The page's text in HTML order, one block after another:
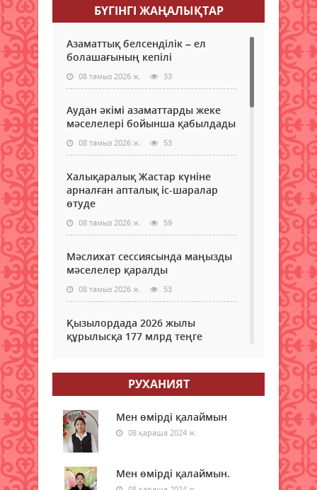
БҮГІНГI ЖАҢАЛЫҚТАР
Азаматтық белсенділік – ел
болашағының кепілі
08 тамыз 2026 ж. 33
Аудан әкімі азаматтарды жеке
мәселелері бойынша қабылдады
08 тамыз 2026 ж. 53
Халықаралық Жастар күніне
арналған апталық іс-шаралар
өтуде
08 тамыз 2026 ж. 59
Мәслихат сессиясында маңызды
мәселелер қаралды
08 тамыз 2026 ж. 53
Қызылордада 2026 жылы
құрылысқа 177 млрд теңге
зауыты салынады
08 тамыз 2026 ж. 51
Қазақстанның басым бөлігінде
жауын-шашынсыз ауа райы
РУХАНИЯТ
Мен өмірді қалаймын
08 қараша 2024 ж.
Мен өмірді қалаймын.